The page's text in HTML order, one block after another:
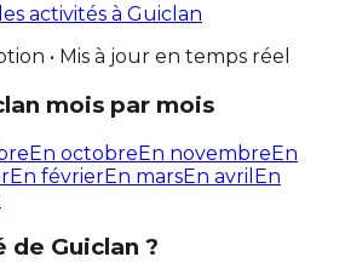
activités à Guiclan
• Mis à jour en temps réel
mois par mois
En octobreEn novembreEn
En févrierEn marsEn avril En
de Guiclan ?